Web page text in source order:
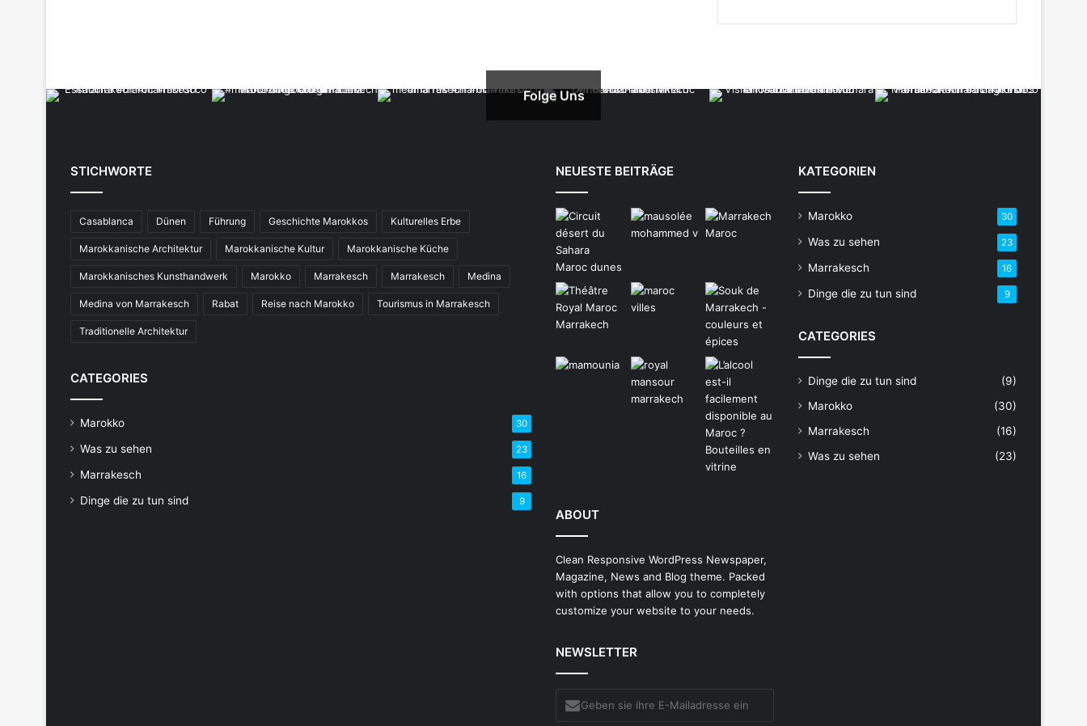
Folge Uns
STICHWORTE
Casablanca Dünen Führung Geschichte Marokkos Kulturelles Erbe
Marokkanische Architektur Marokkanische Kultur Marokkanische Küche
Marokkanisches Kunsthandwerk Marokko Marrakesch Marrakesch Medina
Medina von Marrakesch Rabat Reise nach Marokko Tourismus in Marrakesch
Traditionelle Architektur
CATEGORIES
Marokko 30
Was zu sehen 23
Marrakesch 16
Dinge die zu tun sind 9
NEUESTE BEITRÄGE
ABOUT
Clean Responsive WordPress Newspaper,
Magazine, News and Blog theme. Packed
with options that allow you to completely
customize your website to your needs.
NEWSLETTER
sie
KATEGORIEN
Marokko 30
Was zu sehen 23
Marrakesch 16
Dinge die zu tun sind 9
CATEGORIES
Dinge die zu tun sind
(9)
Marokko
(30)
Marrakesch
(16)
Was zu sehen
(23)